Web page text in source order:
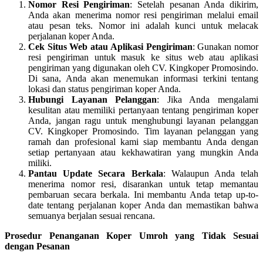
Nomor Resi Pengiriman: Setelah pesanan Anda dikirim,
Anda akan menerima nomor resi pengiriman melalui email
atau pesan teks. Nomor ini adalah kunci untuk melacak
perjalanan koper Anda.
Cek Situs Web atau Aplikasi Pengiriman: Gunakan nomor
resi pengiriman untuk masuk ke situs web atau aplikasi
pengiriman yang digunakan oleh CV. Kingkoper Promosindo.
Di sana, Anda akan menemukan informasi terkini tentang
lokasi dan status pengiriman koper Anda.
Hubungi Layanan Pelanggan: Jika Anda mengalami
kesulitan atau memiliki pertanyaan tentang pengiriman koper
Anda, jangan ragu untuk menghubungi layanan pelanggan
CV. Kingkoper Promosindo. Tim layanan pelanggan yang
ramah dan profesional kami siap membantu Anda dengan
setiap pertanyaan atau kekhawatiran yang mungkin Anda
miliki.
Pantau Update Secara Berkala: Walaupun Anda telah
menerima nomor resi, disarankan untuk tetap memantau
pembaruan secara berkala. Ini membantu Anda tetap up-to-
date tentang perjalanan koper Anda dan memastikan bahwa
semuanya berjalan sesuai rencana.
Prosedur Penanganan Koper Umroh yang Tidak Sesuai
dengan Pesanan